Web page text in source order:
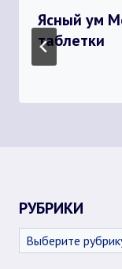
Ясный ум
таблетки
РУБРИКИ
Рубрики